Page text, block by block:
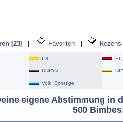
[23] Favoriten
IDL
UNION NIP
Volk, Sonstige
eigene Abstimmung in
500